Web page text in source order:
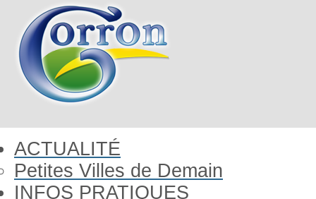
ACTUALITÉ
Petites Villes de Demain
INFOS PRATIQUES